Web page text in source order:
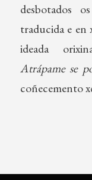
desbotados
traducida e en
ideada
Atrápame se
coñecemento